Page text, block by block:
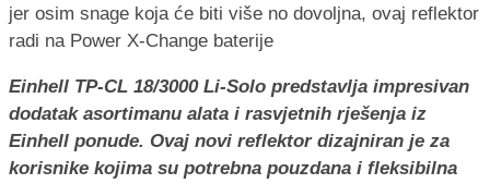
Einhell TP-CL 18/3000 Li-Solo predstavlja impresivan
dodatak asortimanu alata i rasvjetnih rješenja iz
Einhell ponude. Ovaj novi reflektor dizajniran je za
korisnike kojima su potrebna pouzdana i fleksibilna